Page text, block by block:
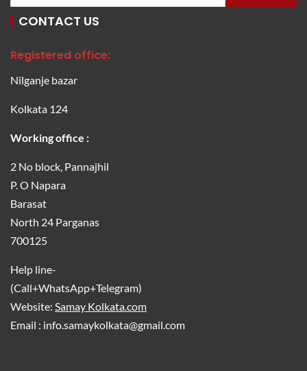
CONTACT US
Registered office:
Nilganje bazar
Kolkata 124
Working office :
2 No block, Pannajhil
P. O Napara
Barasat
North 24 Parganas
700125
Help line-
(Call+WhatsApp+Telegram)
Website: Samay Kolkata.com
Email : info.samaykolkata@gmail.com